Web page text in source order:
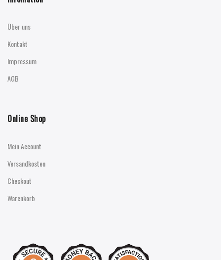
Über uns
Kontakt
Impressum
AGB
Online Shop
Mein Account
Versandkosten
Checkout
Warenkorb